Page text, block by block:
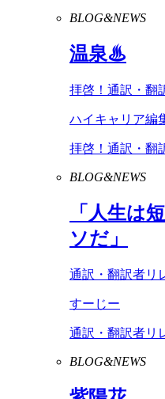
BLOG&NEWS
温泉♨
拝啓！通訳・翻
ハイキャリア編
拝啓！通訳・翻
BLOG&NEWS
「人生は
ソだ」
通訳・翻訳者リ
すーじー
通訳・翻訳者リ
BLOG&NEWS